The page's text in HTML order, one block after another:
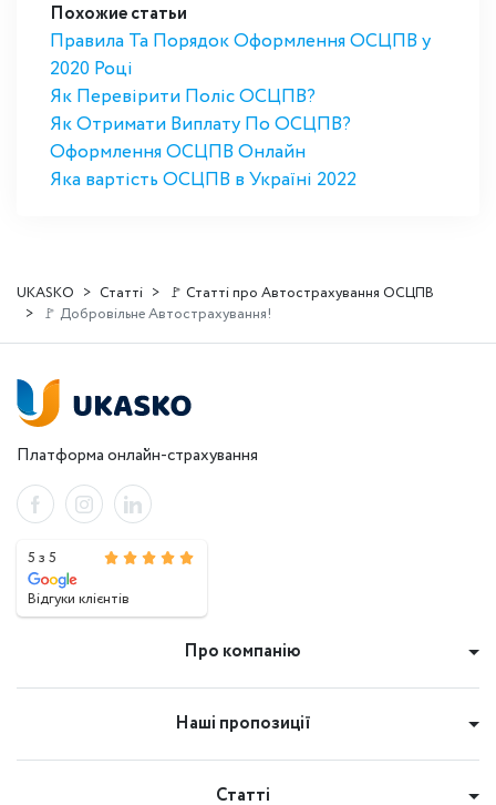
Похожие статьи
Правила Та Порядок Оформлення ОСЦПВ у
2020 Році
Як Перевірити Поліс ОСЦПВ?
Як Отримати Виплату По ОСЦПВ?
Оформлення ОСЦПВ Онлайн
Яка вартість ОСЦПВ в Україні 2022
UKASKO Статті
🚩 Статті про Автострахування ОСЦПВ
🚩 Добровільне Автострахування!
Платформа онлайн-страхування
5 з 5
Відгуки клієнтів
Про компанію
Наші пропозиції
Статті